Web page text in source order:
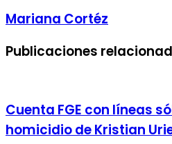
Mariana Cortéz
Publicaciones
Cuenta FGE con líneas
homicidio de Kristian